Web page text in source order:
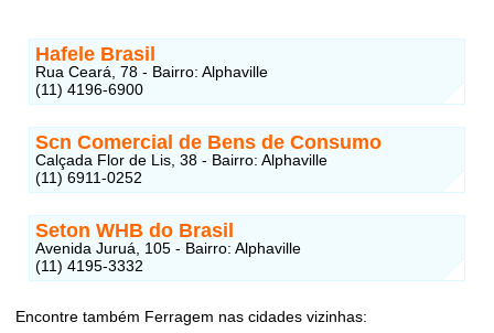
Hafele Brasil
Rua Ceará, 78 - Bairro: Alphaville
(11) 4196-6900
Scn Comercial de Bens de Consumo
Calçada Flor de Lis, 38 - Bairro: Alphaville
(11) 6911-0252
Seton WHB do Brasil
Avenida Juruá, 105 - Bairro: Alphaville
(11) 4195-3332
Encontre também Ferragem nas cidades vizinhas: